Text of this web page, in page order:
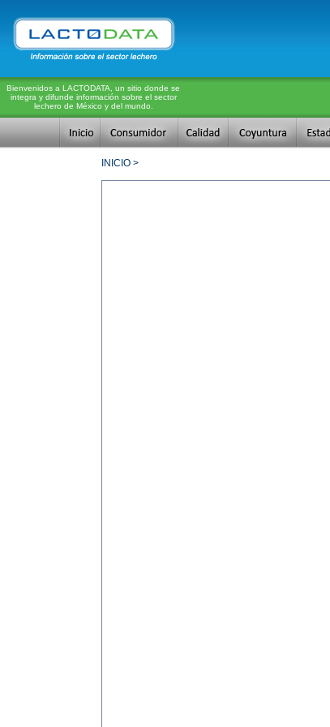
Bienvenidos a LACTODATA, un sitio donde se
integra y difunde información sobre el sector
lechero de México y del mundo.
INICIO >